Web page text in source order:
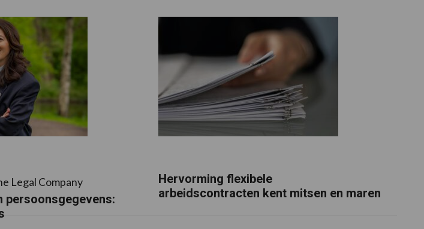
Legal Company
persoonsgegevens:
Hervorming flexibele
arbeidscontracten kent mitsen en maren